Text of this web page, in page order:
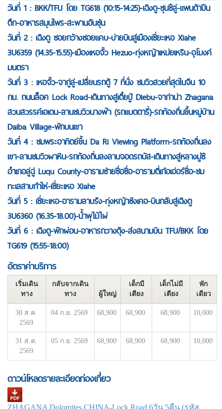
วันที่ 1 : BKK/TFU โดย TG618 (10:15-14:25)-เฉิงตู-ซุนชึลู่-แพนด้าปีน
ตึก-อาหารสมุนไพร-สะพานอันซุ่น
วันที่ 2 : เฉิงตู ซอยกว้างซอยแคบ-บ่ายบินสู่เมืองเซี่ยะเหอ Xiahe
3U6359 (14.35-15.55)-เมืองเหอจั้ว Hezuo-ทุ่งหญ้าเหม่ยเหริน-อุโมงค์
มนตรา
วันที่ 3 : เหอจั้ว-จากู่ลู่-เปลี่ยนรถตู้ 7 ที่นั่ง ชมวิวสวยที่สุดในจีน 10
กม. ถนนล็อค Lock Road-เดินทางสู่เตี๋ยปู้ Diebu-จาก่าน่า Zhagana
สวนสวรรค์เอเดน-ลานชมวิวนางฟ้า (รถแบตตารี่)-รถท้องถิ่นขึ้นหมู่บ้าน
Daiba Village-พักบนเขา
วันที่ 4 : ชมพระอาทิตย์ขึ้น Da Ri Viewing Platform-รถท้องถิ่นลง
เขา-ลานชมวิวผาหิน-รถท้องถิ่นลงลานจอดรถบัส-เดินทางสู่หลางมู่ซี
อำเภอลู่ฉู่ Luqu County-อารามซ่ายชื่อซื่อ-อารามตี่เก๋อเอ่อร์ซื่อ-ชม
ทะเลสาบก๋าไห่-เซี่ยะเหอ Xiahe
วันที่ 5 : เซี่ยะเหอ-อารามลาบรัง-ทุ่งหญ้าซังเคอ-บินกลับสู่เฉิงตู
3U6360 (16.35-18.00)-น้ำพุไม้ไผ่
วันที่ 6 : เฉิงตู-พักผ่อน-อาหารกวางตุ้ง-ส่งสนามบิน TFU/BKK โดย
TG619 (15:55-18:00)
อัตราค่าบริการ
เริ่มเดิน
ทาง
กลับจากเดิน
ทาง
ผู้ใหญ่
เด็กมี
เตียง
เด็กไม่มี
เตียง
พัก
เดียว
30 ส.ค.
2569
04 ก.ย. 2569 68,900 68,900 68,900 10,000
31 ส.ค.
2569
05 ก.ย. 2569 68,900 68,900 68,900 10,000
ดาวน์โหลดรายละเอียดท่องเที่ยว
ZHAGANA Dolomites CHINA-Lock Road 6วัน 5คืน (รหัส